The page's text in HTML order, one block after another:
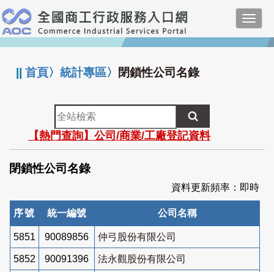
跳
到
主
要
:::
||首頁〉統計專區〉 閉鎖性公司名錄
全
站
檢
索
【熱門查詢】公司/商業/工廠登記資料
閉鎖性公司名錄
資料更新頻率：即時
序號 統一編號 公司名稱
5851 90089856 仲弓股份有限公司
5852 90091396 法永觀股份有限公司